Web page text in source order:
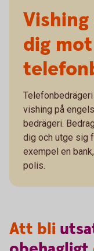
Vishing
dig mot
vishing på
bedrägeri.
dig och utge sig
exempel en
polis.
Att bli